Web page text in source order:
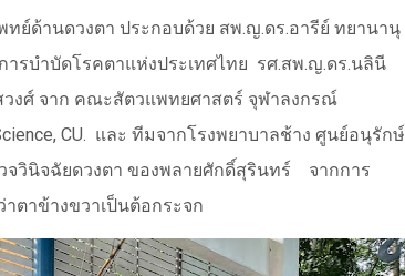
ย์ด้านดวงตา ประกอบด้วย สพ.ญ.ดร.อารีย์ ทยานานุ
รบำบัดโรคตาแห่งประเทศไทย รศ.สพ.ญ.ดร.นลินี
งศ์ จาก คณะสัตวแพทยศาสตร์ จุฬาลงกรณ์
CU. และ ทีมจากโรงพยาบาลช้าง ศูนย์อนุรักษ์
จวินิจฉัยดวงตา ของพลายศักดิ์สุรินทร์
จากการ
ตาข้างขวาเป็นต้อกระจก